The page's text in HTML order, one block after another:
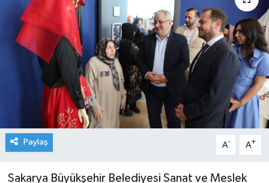
Paylaş A- A+
Sakarya Büyükşehir Belediyesi Sanat ve Meslek